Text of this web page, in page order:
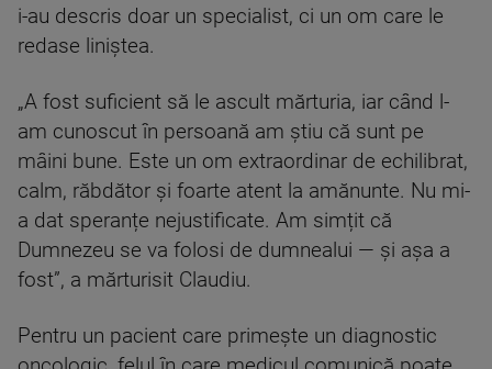
i-au descris doar un specialist, ci un om care le
redase liniștea.
„A fost suficient să le ascult mărturia, iar când l-
am cunoscut în persoană am știu că sunt pe
mâini bune. Este un om extraordinar de echilibrat,
calm, răbdător și foarte atent la amănunte. Nu mi-
a dat speranțe nejustificate. Am simțit că
Dumnezeu se va folosi de dumnealui — și așa a
fost”, a mărturisit Claudiu.
Pentru un pacient care primește un diagnostic